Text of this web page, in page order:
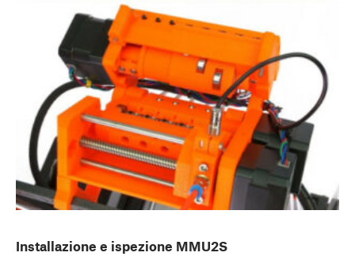
Installazione e ispezione MMU2S